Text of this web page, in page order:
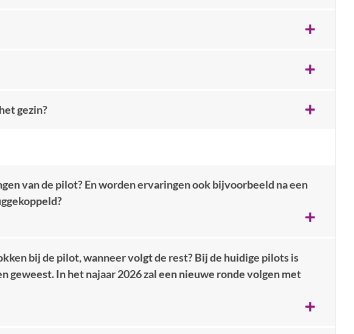
gezin?
van de pilot? En worden ervaringen ook bijvoorbeeld na een
bij de pilot, wanneer volgt de rest? Bij de huidige pilots is
geweest. In het najaar 2026 zal een nieuwe ronde volgen met